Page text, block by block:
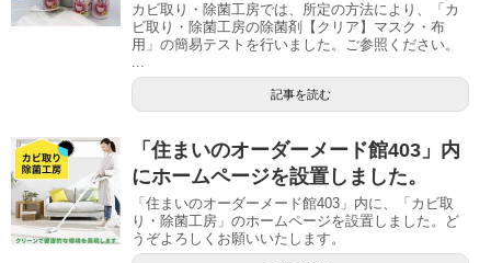
カビ取り・除菌工房では、所定の方法により、「カ
ビ取り・除菌工房の除菌剤【クリア】マスク・布
用」の簡易テストを行いました。ご参照ください。
...
記事を読む
「住まいのオーダーメード館403」内
にホームページを設置しました。
「住まいのオーダーメード館403」内に、「カビ取
り・除菌工房」のホームページを設置しました。ど
うぞよろしくお願いいたします。